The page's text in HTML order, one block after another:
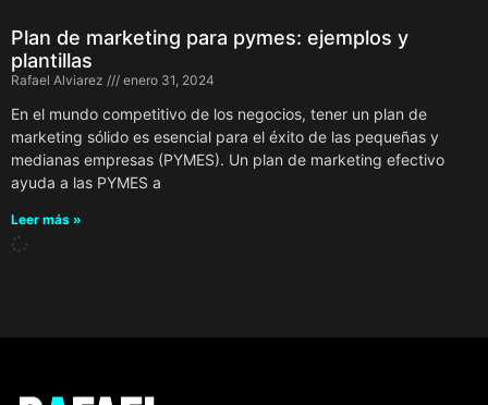
Plan de marketing para pymes: ejemplos y
plantillas
Rafael Alviarez enero 31, 2024
En el mundo competitivo de los negocios, tener un plan de
marketing sólido es esencial para el éxito de las pequeñas y
medianas empresas (PYMES). Un plan de marketing efectivo
ayuda a las PYMES a
Leer más »